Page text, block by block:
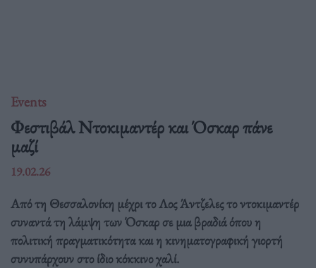
Events
Φεστιβάλ Ντοκιμαντέρ και Όσκαρ πάνε
μαζί
19.02.26
Από τη Θεσσαλονίκη μέχρι το Λος Άντζελες το ντοκιμαντέρ
συναντά τη λάμψη των Όσκαρ σε μια βραδιά όπου η
πολιτική πραγματικότητα και η κινηματογραφική γιορτή
συνυπάρχουν στο ίδιο κόκκινο χαλί.